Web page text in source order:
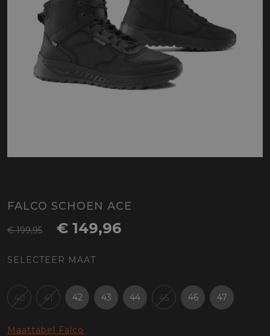
FALCO SCHOEN ACE
€ 199,95 € 149,96
SELECTEER MAAT
40 41 42 43 44 45 46 47
Maattabel Falco